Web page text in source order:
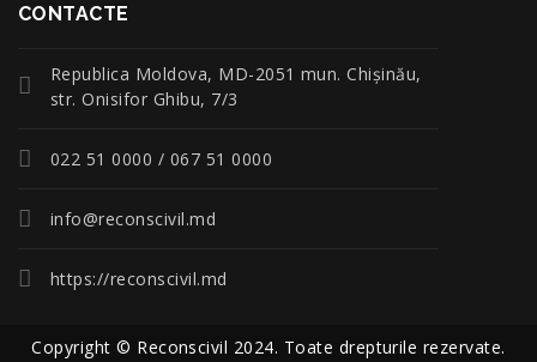
CONTACTE
Republica Moldova, MD-2051 mun. Chişinău,
str. Onisifor Ghibu, 7/3
022 51 0000 / 067 51 0000
info@reconscivil.md
https://reconscivil.md
Copyright © Reconscivil 2024. Toate drepturile rezervate.